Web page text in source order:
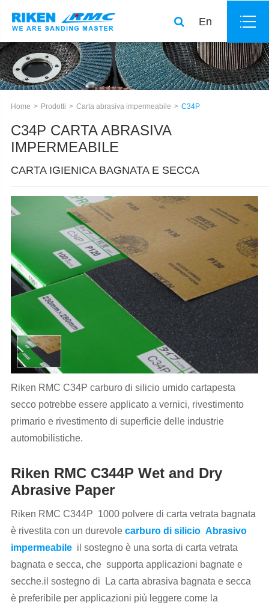
En
Home Prodotti Carta abrasiva impermeabile C34P
C34P CARTA ABRASIVA
IMPERMEABILE
CARTA IGIENICA BAGNATA E SECCA
Riken RMC C34P carburo di silicio umido cartapesta
secco potrebbe essere applicato a vernici, rivestimento
primario e rivestimento di superficie delle industrie
automobilistiche.
Riken RMC C344P Wet and Dry
Abrasive Paper
Riken RMC C344P 1000 polvere di carta vetrata bagnata
è rivestita con un durevole carburo di silicio Abrasivo
impermeabile il sostegno è una sorta di carta vetrata
bagnata e secca, che supporta applicazioni bagnate e
secche.il sostegno di La carta abrasiva bagnata e secca
è preferibile per applicazioni più leggere come la